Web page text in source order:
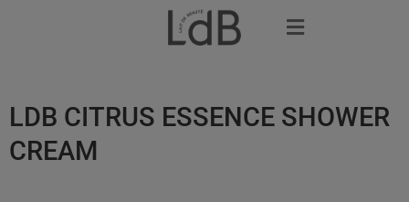
LDB CITRUS ESSENCE SHOWER
CREAM